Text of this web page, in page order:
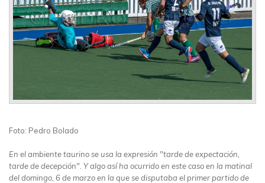
Foto: Pedro Bolado
En el ambiente taurino se usa la expresión "tarde de expectación,
tarde de decepción". Y algo así ha ocurrido en este caso en la matinal
del domingo, 6 de marzo en la que se disputaba el primer partido de